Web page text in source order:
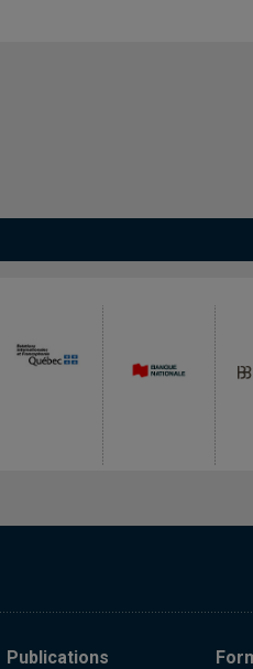
Publications